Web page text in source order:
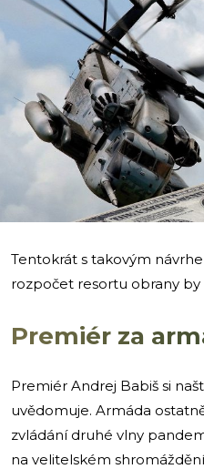
Tentokrát s takovým
rozpočet resortu obrany by
Premiér za
Premiér Andrej Babiš si
uvědomuje. Armáda
zvládání druhé vlny
na velitelském